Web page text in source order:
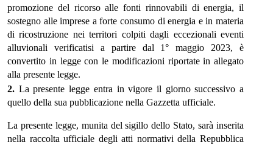
promozione del ricorso alle fonti rinnovabili di energia, il
sostegno alle imprese a forte consumo di energia e in materia
di ricostruzione nei territori colpiti dagli eccezionali eventi
alluvionali verificatisi a partire dal 1° maggio 2023, è
convertito in legge con le modificazioni riportate in allegato
alla presente legge.
2. La presente legge entra in vigore il giorno successivo a
quello della sua pubblicazione nella Gazzetta ufficiale.
La presente legge, munita del sigillo dello Stato, sarà inserita
nella raccolta ufficiale degli atti normativi della Repubblica